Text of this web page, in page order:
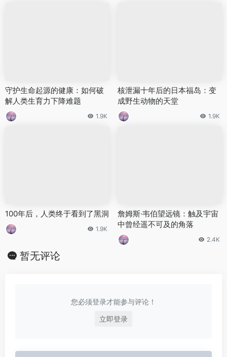
守护生命起源的健康：如何破
解人类生育力下降难题
1.9K
核泄漏十年后的日本福岛：变
成野生动物的天堂
1.9K
100年后，人类终于看到了黑洞
1.9K
詹姆斯·韦伯望远镜：触及宇宙
中曾经遥不可及的角落
2.4K
暂无评论
您必须登录才能参与评论！
立即登录